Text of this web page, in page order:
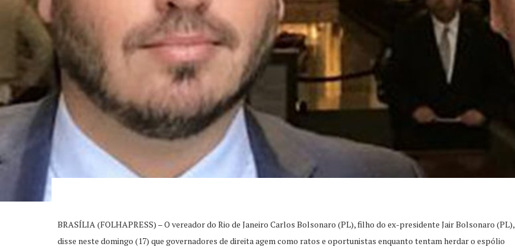
BRASÍLIA (FOLHAPRESS) – O vereador do Rio de Janeiro Carlos Bolsonaro (PL), filho do ex-presidente Jair Bolsonaro (PL),
disse neste domingo (17) que governadores de direita agem como ratos e oportunistas enquanto tentam herdar o espólio